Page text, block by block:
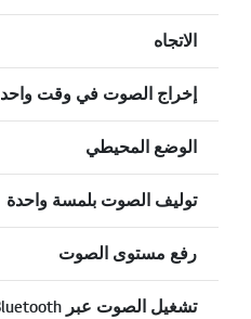
الاتجاه
إخراج الصوت في وقت واحد
الوضع المحيطي
توليف الصوت بلمسة واحدة
رفع مستوى الصوت
تشغيل الصوت عبر Bluetooth